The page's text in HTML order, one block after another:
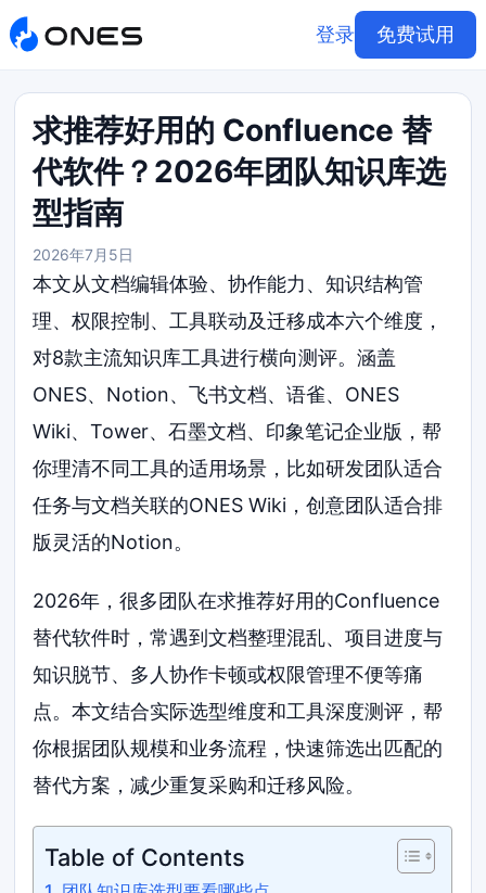
登录 免费试用
求推荐好用的 Confluence 替
代软件？2026年团队知识库选
型指南
2026年7月5日
本文从文档编辑体验、协作能力、知识结构管
理、权限控制、工具联动及迁移成本六个维度，
对8款主流知识库工具进行横向测评。涵盖
ONES、Notion、飞书文档、语雀、ONES
Wiki、Tower、石墨文档、印象笔记企业版，帮
你理清不同工具的适用场景，比如研发团队适合
任务与文档关联的ONES Wiki，创意团队适合排
版灵活的Notion。
2026年，很多团队在求推荐好用的Confluence
替代软件时，常遇到文档整理混乱、项目进度与
知识脱节、多人协作卡顿或权限管理不便等痛
点。本文结合实际选型维度和工具深度测评，帮
你根据团队规模和业务流程，快速筛选出匹配的
替代方案，减少重复采购和迁移风险。
Table of Contents